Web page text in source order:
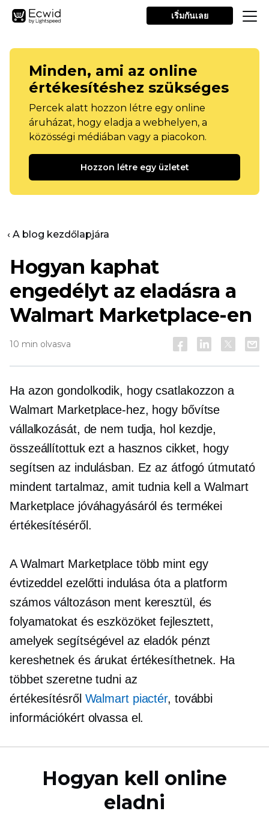
เริ่มกันเลย
Minden, ami az online
értékesítéshez szükséges
Percek alatt hozzon létre egy online
áruházat, hogy eladja a webhelyen, a
közösségi médiában vagy a piacokon.
Hozzon létre egy üzletet
‹ A blog kezdőlapjára
Hogyan kaphat
engedélyt az eladásra a
Walmart Marketplace-en
10 min olvasva
Ha azon gondolkodik, hogy csatlakozzon a
Walmart Marketplace-hez, hogy bővítse
vállalkozását, de nem tudja, hol kezdje,
összeállítottuk ezt a hasznos cikket, hogy
segítsen az indulásban. Ez az átfogó útmutató
mindent tartalmaz, amit tudnia kell a Walmart
Marketplace jóváhagyásáról és termékei
értékesítéséről.
A Walmart Marketplace több mint egy
évtizeddel ezelőtti indulása óta a platform
számos változáson ment keresztül, és
folyamatokat és eszközöket fejlesztett,
amelyek segítségével az eladók pénzt
kereshetnek és árukat értékesíthetnek. Ha
többet szeretne tudni az
értékesítésről Walmart piactér, további
információkért olvassa el.
Hogyan kell online
eladni